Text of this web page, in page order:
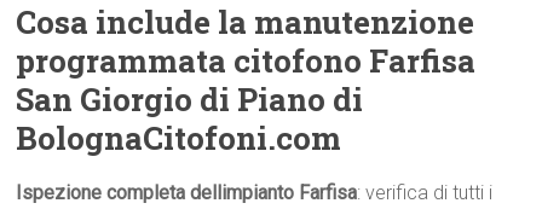
Cosa include la manutenzione
programmata citofono Farfisa
San Giorgio di Piano di
BolognaCitofoni.com
Ispezione completa dellimpianto Farfisa: verifica di tutti i